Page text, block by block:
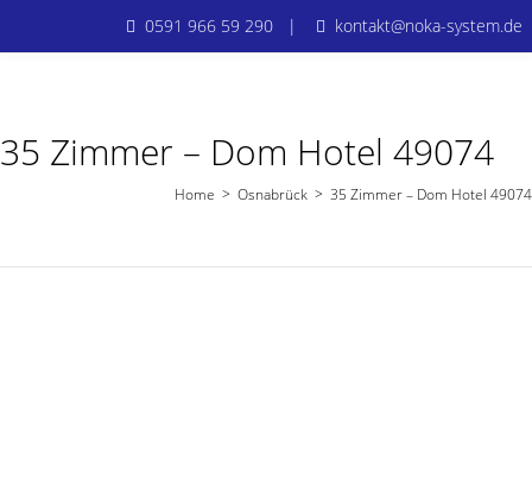
0591 966 59 290 | kontakt@noka-system.de
35 Zimmer – Dom Hotel 49074
Home > Osnabrück > 35 Zimmer – Dom Hotel 49074